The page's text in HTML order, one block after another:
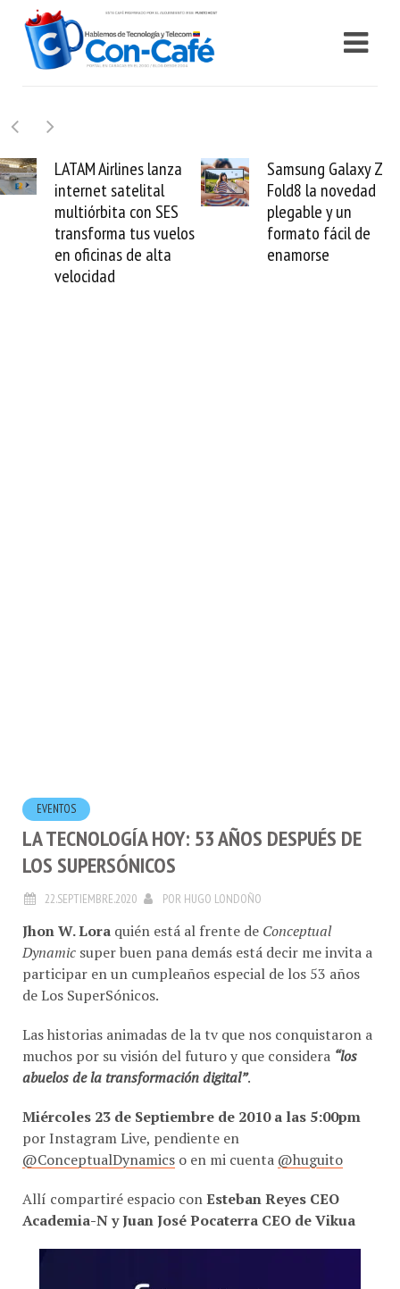
LATAM Airlines lanza
internet satelital
multiórbita con SES
transforma tus vuelos
en oficinas de alta
velocidad
Samsung Galaxy Z
Fold8 la novedad
plegable y un
formato fácil de
enamorse
EVENTOS
LA TECNOLOGÍA HOY: 53 AÑOS DESPUÉS DE
LOS SUPERSÓNICOS
22.SEPTIEMBRE.2020 POR HUGO LONDOÑO
Jhon W. Lora quién está al frente de Conceptual
Dynamic super buen pana demás está decir me invita a
participar en un cumpleaños especial de los 53 años
de Los SuperSónicos.
Las historias animadas de la tv que nos conquistaron a
muchos por su visión del futuro y que considera “los
abuelos de la transformación digital”.
Miércoles 23 de Septiembre de 2010 a las 5:00pm
por Instagram Live, pendiente en
@ConceptualDynamics o en mi cuenta @huguito
Allí compartiré espacio conEsteban Reyes CEO
Academia-N y Juan José Pocaterra CEO de Vikua